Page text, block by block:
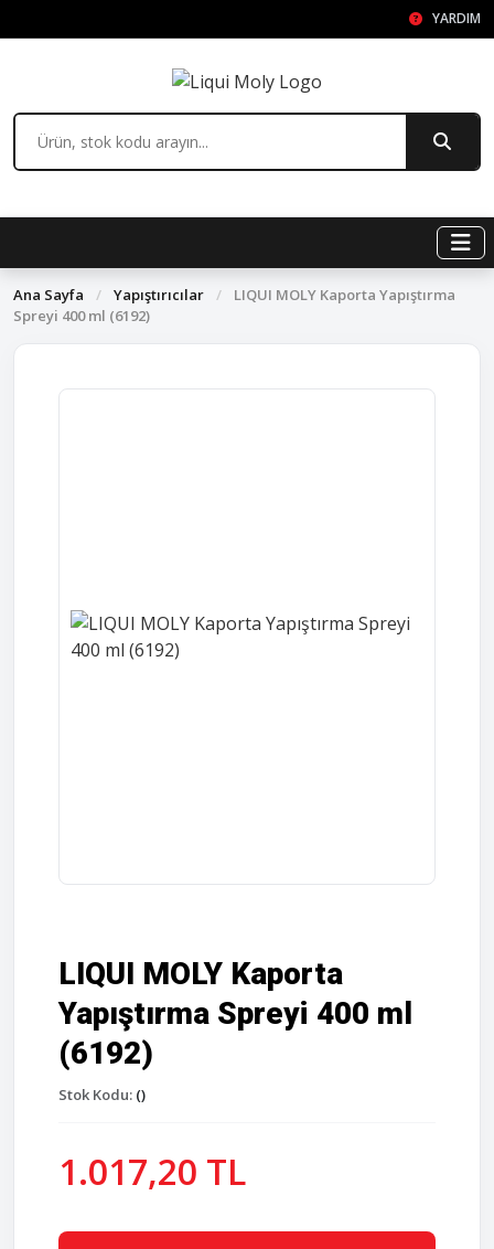
YARDIM
Ana Sayfa / Yapıştırıcılar /
LIQUI MOLY Kaporta Yapıştırma
Spreyi 400 ml (6192)
LIQUI MOLY Kaporta
Yapıştırma Spreyi 400 ml
(6192)
Stok Kodu: ()
1.017,20 TL